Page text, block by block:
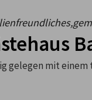
gelegen mit